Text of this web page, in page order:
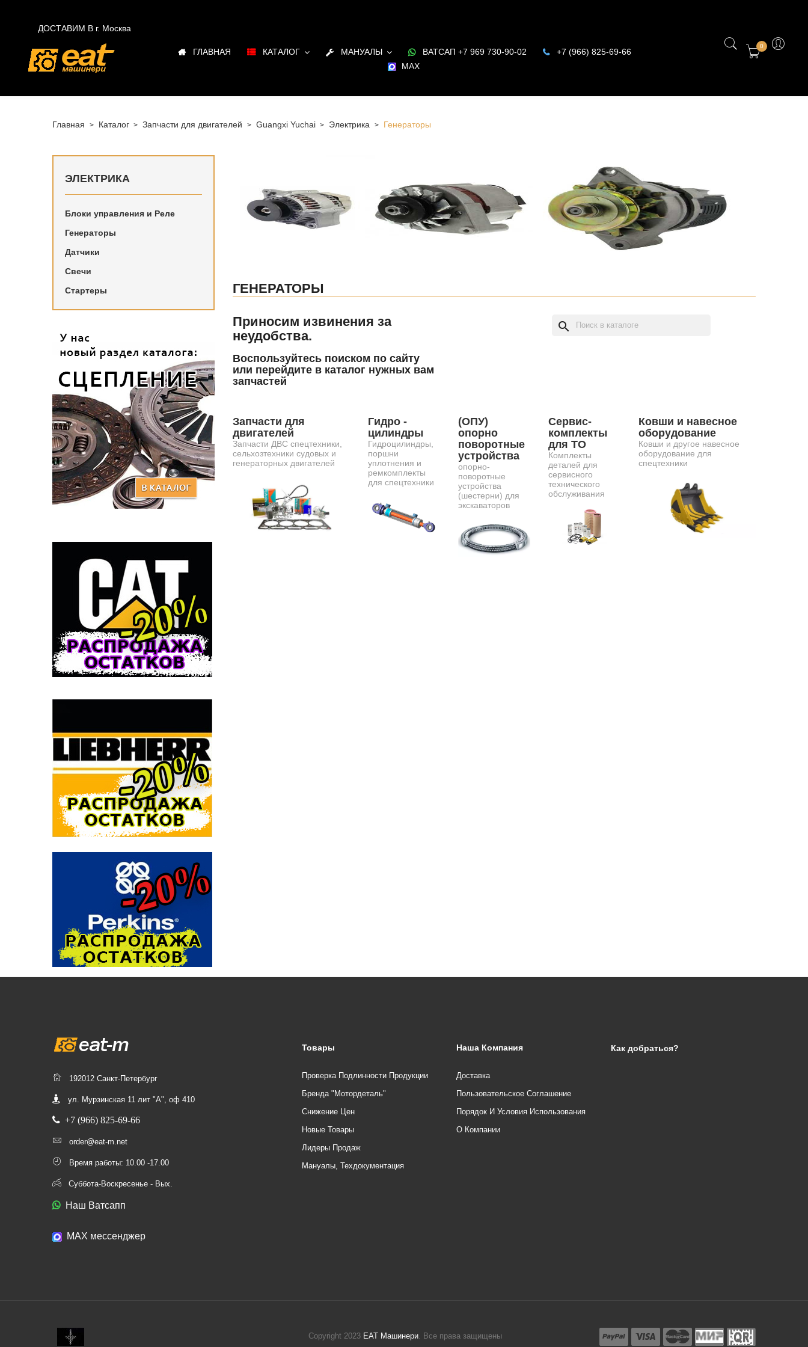
ДОСТАВИМ В г. Москва
ГЛАВНАЯ КАТАЛОГ МАНУАЛЫ ВАТСАП +7 969 730-90-02
+7 (966) 825-69-66
MAX
0
Главная Каталог Запчасти для двигателей Guangxi Yuchai Электрика Генераторы
ЭЛЕКТРИКА
Блоки управления и Реле
Генераторы
Датчики
Свечи
Стартеры
Купить в Санкт-Петербурге Генераторы для двигателя Guangxi
ГЕНЕРАТОРЫ
Приносим извинения за
неудобства.
Воспользуйтесь поиском по сайту
или перейдите в каталог нужных вам
запчастей
search
Запчасти для
двигателей
Запчасти ДВС спецтехники,
сельхозтехники судовых и
генераторных двигателей
Гидро -
цилиндры
Гидроцилиндры,
поршни
уплотнения и
ремкомплекты
для спецтехники
(ОПУ)
опорно
поворотные
устройства
опорно-
поворотные
устройства
(шестерни) для
экскаваторов
Сервис-
комплекты
для ТО
Комплекты
деталей для
сервисного
технического
обслуживания
Ковши и навесное
оборудование
Ковши и другое навесное
оборудование для
спецтехники
192012 Санкт-Петербург
ул. Мурзинская 11 лит "А", оф 410
+7 (966) 825-69-66
order@eat-m.net
Время работы: 10.00 -17.00
Суббота-Воскресенье - Вых.
Наш Ватсапп
МАХ мессенджер
Товары
Проверка Подлинности Продукции
Бренда "Мотордеталь"
Снижение Цен
Новые Товары
Лидеры Продаж
Мануалы, Техдокументация
Наша Компания
Доставка
Пользовательское Соглашение
Порядок И Условия Использования
О Компании
Как добраться?
Copyright 2023 ЕАТ Машинери. Все права защищены